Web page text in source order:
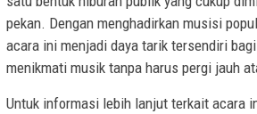
pekan. Dengan menghadirkan musisi
acara ini menjadi daya tarik tersendiri
menikmati musik tanpa harus pergi jauh
Untuk informasi lebih lanjut terkait acara